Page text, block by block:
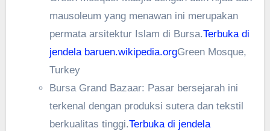
mausoleum yang menawan ini merupakan
permata arsitektur Islam di Bursa.Terbuka di
jendela baruen.wikipedia.orgGreen Mosque,
Turkey
Bursa Grand Bazaar: Pasar bersejarah ini
terkenal dengan produksi sutera dan tekstil
berkualitas tinggi.Terbuka di jendela